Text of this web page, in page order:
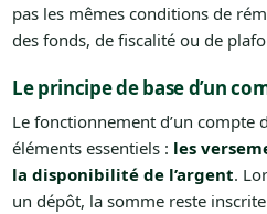
pas les mêmes conditions de
des fonds, de fiscalité ou de
Le principe de base d’un
Le fonctionnement d’un compte
éléments essentiels : les
la disponibilité de l’argent.
un dépôt, la somme reste